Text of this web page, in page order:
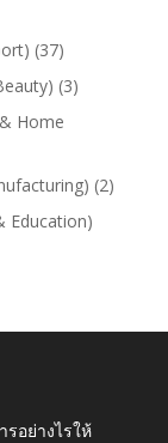
(37)
(3)
Home
(2)
Education)
รอย่างไรให้